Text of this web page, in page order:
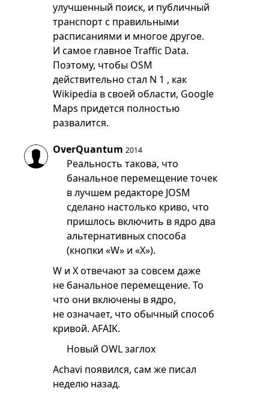
улучшенный поиск, и публичный
транспорт с правильными
расписаниями и многое другое.
И самое главное Traffic Data.
Поэтому, чтобы OSM
действительно стал N 1 , как
Wikipedia в своей области, Google
Maps придется полностью
развалится.
OverQuantum 2014
Реальность такова, что
банальное перемещение точек
в лучшем редакторе JOSM
сделано настолько криво, что
пришлось включить в ядро два
альтернативных способа
(кнопки «W» и «X»).
W и X отвечают за совсем даже
не банальное перемещение. То
что они включены в ядро,
не означает, что обычный способ
кривой. AFAIK.
Новый OWL заглох
Achavi появился, сам же писал
неделю назад.